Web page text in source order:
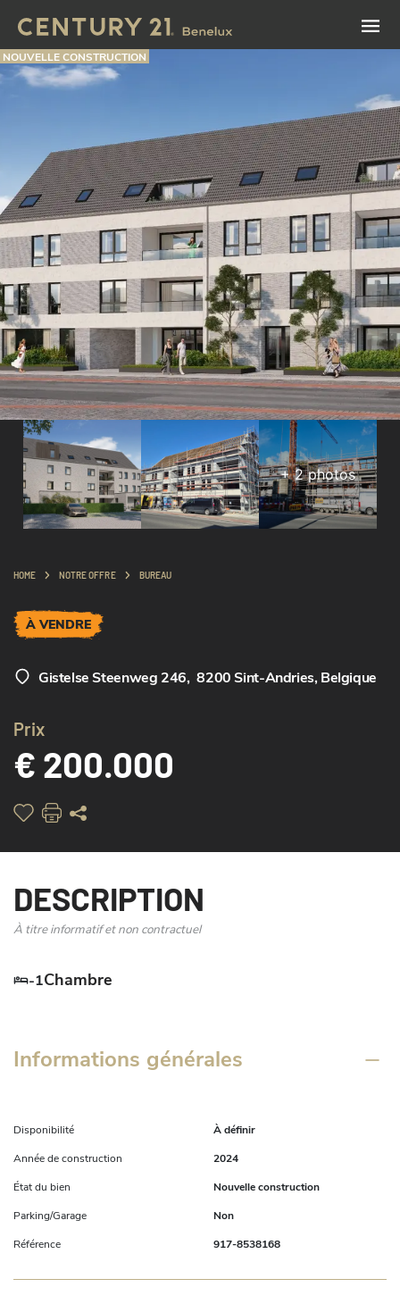
NOUVELLE CONSTRUCTION
+2photos
HOME NOTRE OFFRE BUREAU
À VENDRE
Gistelse Steenweg 246, 8200 Sint-Andries, Belgique
Prix
€ 200.000
DESCRIPTION
À titre informatif et non contractuel
-1Chambre
Informations générales
Disponibilité
À définir
Année de construction
2024
État du bien
Nouvelle construction
Parking/Garage
Non
Référence
917-8538168